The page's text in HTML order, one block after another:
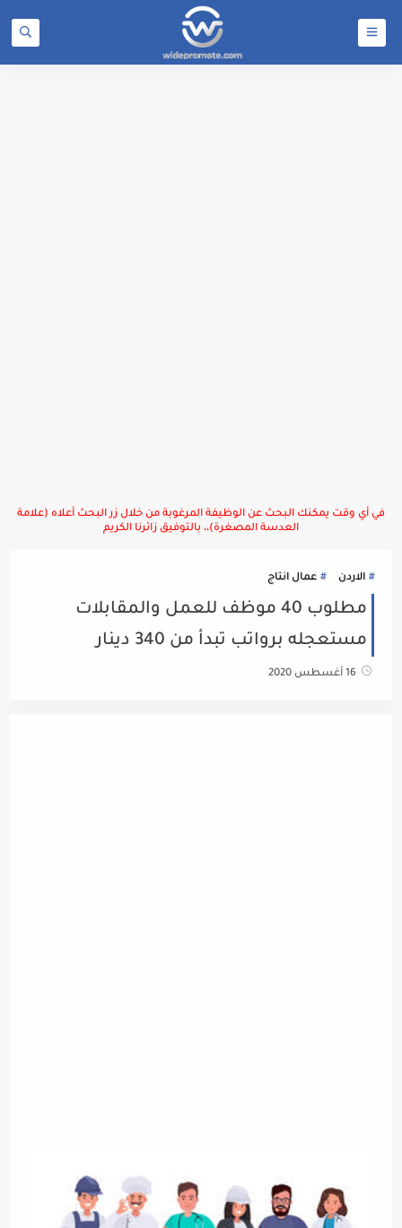
في أي وقت يمكنك البحث عن الوظيفة المرغوبة من خلال زر البحث أعلاه (علامة
العدسة المصغرة)،، بالتوفيق زائرنا الكريم
الاردن عمال انتاج
مطلوب 40 موظف للعمل والمقابلات
مستعجله برواتب تبدأ من 340 دينار
16 أغسطس 2020